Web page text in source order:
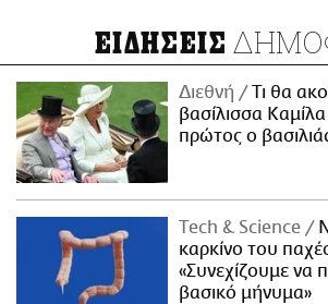
ΕΙΔΗΣΕΙΣ
Διεθνή
Τι θα
βασίλισσα
πρώτος ο
Τech & Science
καρκίνο του
«Συνεχίζουμε να
βασικό μήνυμα»